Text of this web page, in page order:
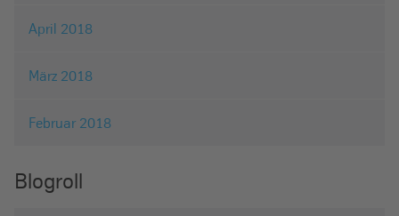
April 2018
März 2018
Februar 2018
Blogroll